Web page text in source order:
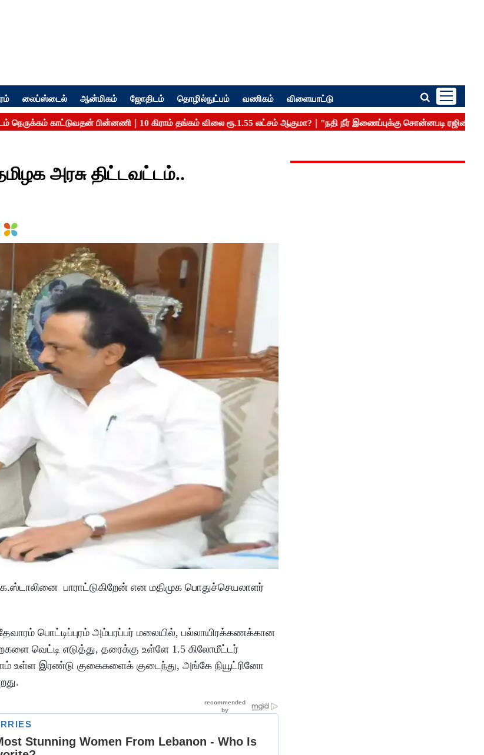
லைப்ஸ்டைல் ஆன்மிகம் ஜோதிடம் தொழில்நுட்பம் வணிகம் விளையாட்டு
அரசு திட்டவட்டம்..
பாராட்டுகிறேன் என மதிமுக பொதுச்செயலாளர்
பொட்டிப்புரம் அம்பரப்பர் மலையில், பல்லாயிரக்கணக்கான
வெட்டி எடுத்து, தரைக்கு உள்ளே 1.5 கிலோமீட்டர்
நீளம் உள்ள இரண்டு குகைகளைக் குடைந்து, அங்கே நியூட்ரினோ